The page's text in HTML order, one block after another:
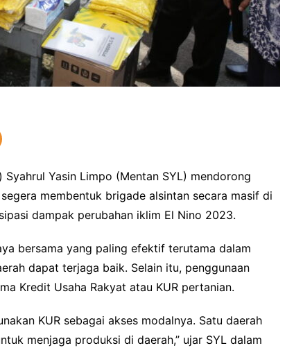
Yasin Limpo (Mentan SYL) mendorong
membentuk brigade alsintan secara masif di
dampak perubahan iklim El Nino 2023.
bersama yang paling efektif terutama dalam
dapat terjaga baik. Selain itu, penggunaan
Kredit Usaha Rakyat atau KUR pertanian.
KUR sebagai akses modalnya. Satu daerah
menjaga produksi di daerah,” ujar SYL dalam